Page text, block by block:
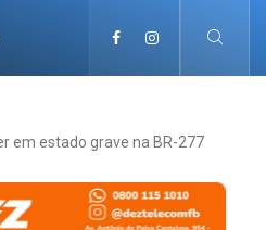
em estado grave na BR-277